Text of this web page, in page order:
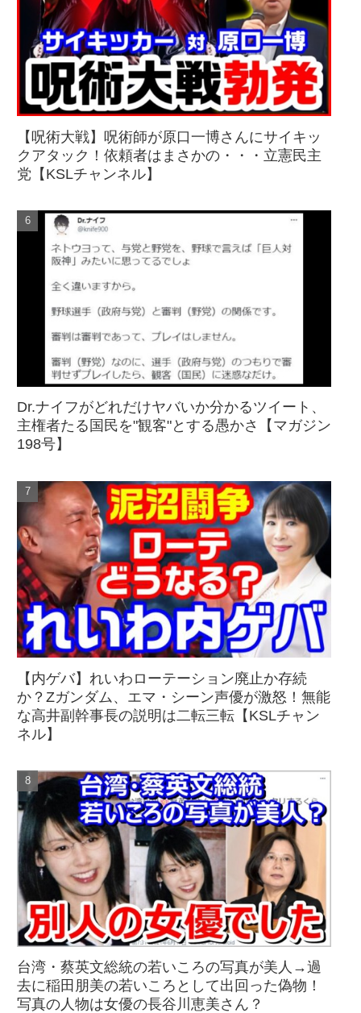
【呪術大戦】呪術師が原口一博さんにサイキッ
クアタック！依頼者はまさかの・・・立憲民主
党【KSLチャンネル】
Dr.ナイフがどれだけヤバいか分かるツイート、
主権者たる国民を"観客"とする愚かさ【マガジン
198号】
【内ゲバ】れいわローテーション廃止か存続
か？Zガンダム、エマ・シーン声優が激怒！無能
な高井副幹事長の説明は二転三転【KSLチャン
ネル】
台湾・蔡英文総統の若いころの写真が美人→過
去に稲田朋美の若いころとして出回った偽物！
写真の人物は女優の長谷川恵美さん？